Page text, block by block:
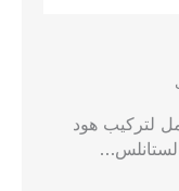
لتركيب هود